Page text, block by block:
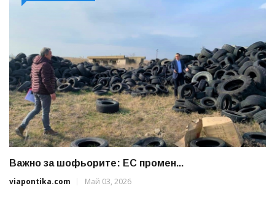
Важно за шофьорите: ЕС промен...
viapontika.com
Май 03, 2026